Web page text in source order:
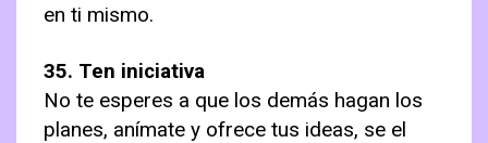
en ti mismo.
35. Ten iniciativa
No te esperes a que los demás hagan los
planes, anímate y ofrece tus ideas, se el